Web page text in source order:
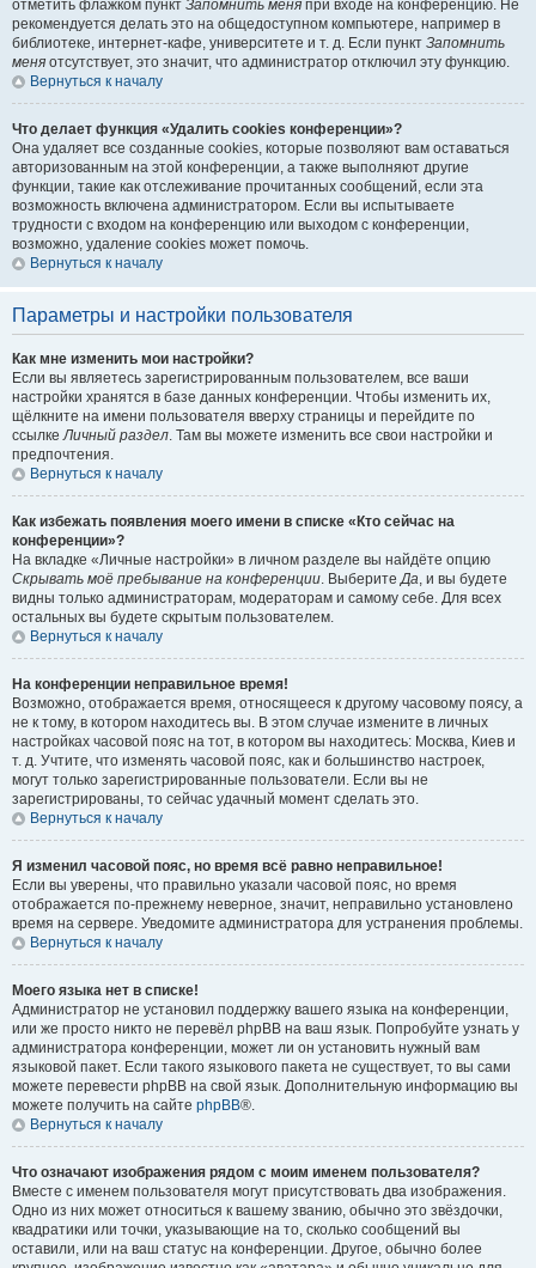
отметить флажком пункт Запомнить меня при входе на конференцию. Не
рекомендуется делать это на общедоступном компьютере, например в
библиотеке, интернет-кафе, университете и т. д. Если пункт Запомнить
меня отсутствует, это значит, что администратор отключил эту функцию.
Вернуться к началу
Что делает функция «Удалить cookies конференции»?
Она удаляет все созданные cookies, которые позволяют вам оставаться
авторизованным на этой конференции, а также выполняют другие
функции, такие как отслеживание прочитанных сообщений, если эта
возможность включена администратором. Если вы испытываете
трудности с входом на конференцию или выходом с конференции,
возможно, удаление cookies может помочь.
Вернуться к началу
Параметры и настройки пользователя
Как мне изменить мои настройки?
Если вы являетесь зарегистрированным пользователем, все ваши
настройки хранятся в базе данных конференции. Чтобы изменить их,
щёлкните на имени пользователя вверху страницы и перейдите по
ссылкеЛичный раздел. Там вы можете изменить все свои настройки и
предпочтения.
Вернуться к началу
Как избежать появления моего имени в списке «Кто сейчас на
конференции»?
На вкладке «Личные настройки» в личном разделе вы найдёте опцию
Скрывать моё пребывание на конференции. ВыберитеДа, и вы будете
видны только администраторам, модераторам и самому себе. Для всех
остальных вы будете скрытым пользователем.
Вернуться к началу
На конференции неправильное время!
Возможно, отображается время, относящееся к другому часовому поясу, а
не к тому, в котором находитесь вы. В этом случае измените в личных
настройках часовой пояс на тот, в котором вы находитесь: Москва, Киев и
т. д. Учтите, что изменять часовой пояс, как и большинство настроек,
могут только зарегистрированные пользователи. Если вы не
зарегистрированы, то сейчас удачный момент сделать это.
Вернуться к началу
Я изменил часовой пояс, но время всё равно неправильное!
Если вы уверены, что правильно указали часовой пояс, но время
отображается по-прежнему неверное, значит, неправильно установлено
время на сервере. Уведомите администратора для устранения проблемы.
Вернуться к началу
Моего языка нет в списке!
Администратор не установил поддержку вашего языка на конференции,
или же просто никто не перевёл phpBB на ваш язык. Попробуйте узнать у
администратора конференции, может ли он установить нужный вам
языковой пакет. Если такого языкового пакета не существует, то вы сами
можете перевести phpBB на свой язык. Дополнительную информацию вы
можете получить на сайте phpBB®.
Вернуться к началу
Что означают изображения рядом с моим именем пользователя?
Вместе с именем пользователя могут присутствовать два изображения.
Одно из них может относиться к вашему званию, обычно это звёздочки,
квадратики или точки, указывающие на то, сколько сообщений вы
оставили, или на ваш статус на конференции. Другое, обычно более